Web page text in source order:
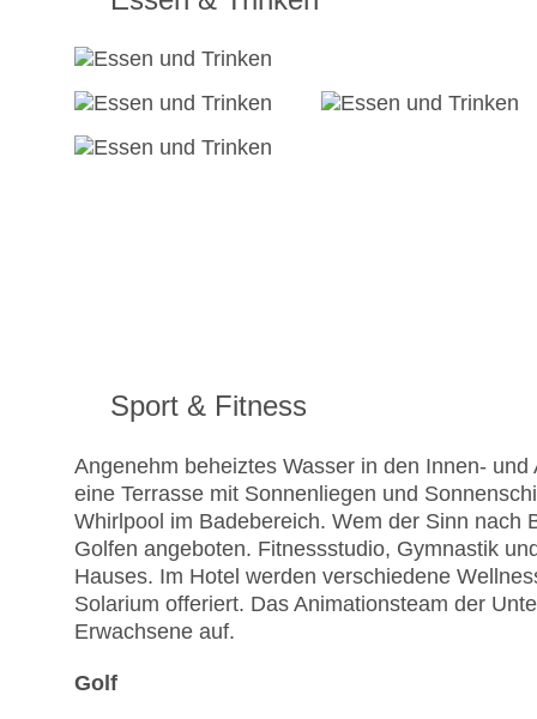
Sport & Fitness
Angenehm beheiztes Wasser in den Innen-
eine Terrasse mit Sonnenliegen und
Whirlpool im Badebereich. Wem der Sinn nach
Golfen angeboten. Fitnessstudio, Gymnastik
Hauses. Im Hotel werden verschiedene
Solarium offeriert. Das Animationsteam der
Erwachsene auf.
Golf